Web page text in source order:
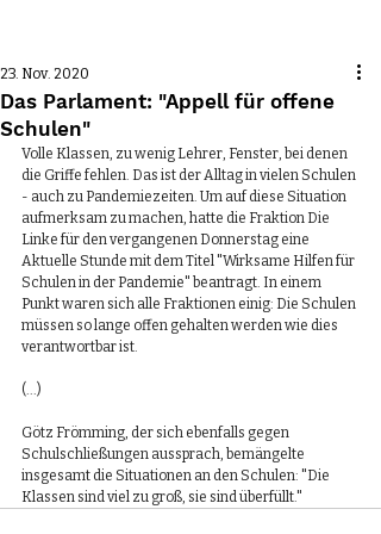
Das Parlament: "Appell für offene
Schulen"
23. Nov. 2020
Volle Klassen, zu wenig Lehrer, Fenster, bei denen
die Griffe fehlen. Das ist der Alltag in vielen Schulen
- auch zu Pandemiezeiten. Um auf diese Situation
aufmerksam zu machen, hatte die Fraktion Die
Linke für den vergangenen Donnerstag eine
Aktuelle Stunde mit dem Titel "Wirksame Hilfen für
Schulen in der Pandemie" beantragt. In einem
Punkt waren sich alle Fraktionen einig: Die Schulen
müssen so lange offen gehalten werden wie dies
verantwortbar ist.
(...)
Götz Frömming, der sich ebenfalls gegen
Schulschließungen aussprach, bemängelte
insgesamt die Situationen an den Schulen: "Die
Klassen sind viel zu groß, sie sind überfüllt."